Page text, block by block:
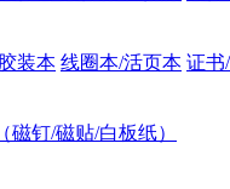
装本 线圈本/活页本 证书
磁钉/磁贴/白板纸）